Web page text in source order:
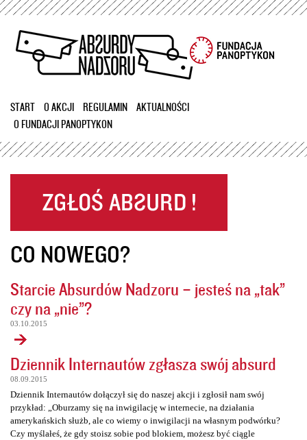
Przejdź
treści
START O AKCJI REGULAMIN
AKTUALNOŚCI
O FUNDACJI PANOPTYKON
CO NOWEGO?
Starcie Absurdów Nadzoru – jesteś na „tak”
czy na „nie”?
03.10.2015
Dziennik Internautów zgłasza swój absurd
08.09.2015
Dziennik Internautów dołączył się do naszej akcji i zgłosił nam swój
przykład: „Oburzamy się na inwigilację w internecie, na działania
amerykańskich służb, ale co wiemy o inwigilacji na własnym podwórku?
Czy myślałeś, że gdy stoisz sobie pod blokiem, możesz być ciągle